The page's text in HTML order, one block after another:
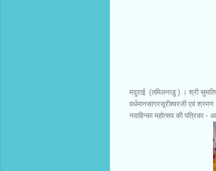
मदुराई (तमिलनाडु ) । श्री
वर्धमानसागरसूरीश्वरजी एवं
नवाहिन्का महोत्सव की